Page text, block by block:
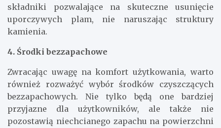
składniki pozwalające na skuteczne usunięcie
uporczywych plam, nie naruszając struktury
kamienia.
4. Środki bezzapachowe
Zwracając uwagę na komfort użytkowania, warto
również rozważyć wybór środków czyszczących
bezzapachowych. Nie tylko będą one bardziej
przyjazne dla użytkowników, ale także nie
pozostawią niechcianego zapachu na powierzchni